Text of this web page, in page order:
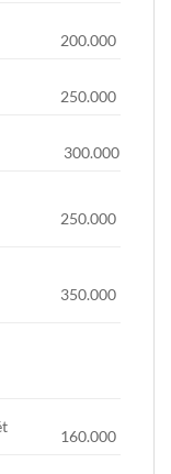
200.000
250.000
300.000
250.000
350.000
160.000